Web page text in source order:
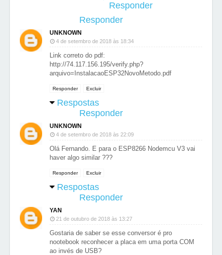
Responder
Responder
UNKNOWN
4 de setembro de 2018 às 18:34
Link correto do pdf:
http://74.117.156.195/verify.php?
arquivo=InstalacaoESP32NovoMetodo.pdf
Responder Excluir
Respostas
Responder
UNKNOWN
4 de setembro de 2018 às 22:09
Olá Fernando. E para o ESP8266 Nodemcu V3 vai
haver algo similar ???
Responder Excluir
Respostas
Responder
YAN
21 de outubro de 2018 às 13:27
Gostaria de saber se esse conversor é pro
nootebook reconhecer a placa em uma porta COM
ao invés de USB?